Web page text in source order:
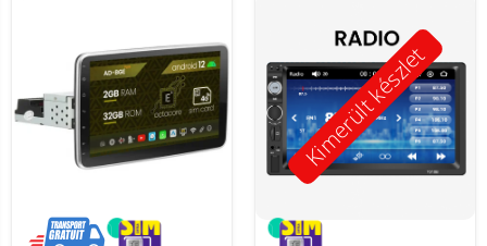
Kimerült készlet